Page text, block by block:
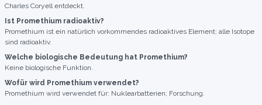
Charles Coryell entdeckt.
Ist Promethium radioaktiv?
Promethium ist ein natürlich vorkommendes radioaktives Element; alle Isotope
sind radioaktiv.
Welche biologische Bedeutung hat Promethium?
Keine biologische Funktion.
Wofür wird Promethium verwendet?
Promethium wird verwendet für: Nuklearbatterien; Forschung.